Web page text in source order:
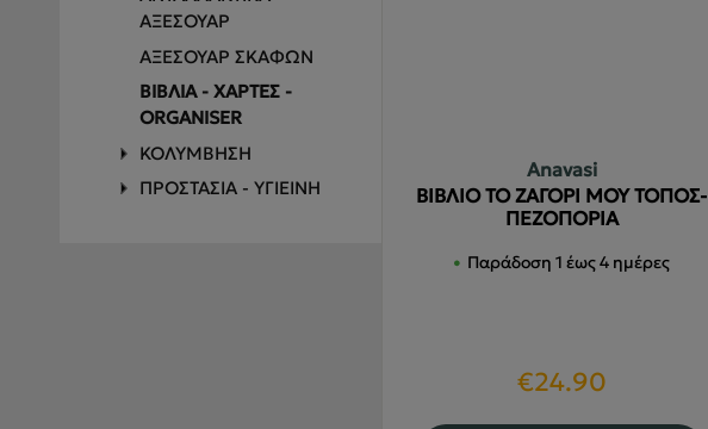
ΑΞΕΣΟΥΑΡ
ΑΞΕΣΟΥΑΡ ΣΚΑΦΩΝ
ΒΙΒΛΙΑ - ΧΑΡΤΕΣ -
ORGANISER
ΚΟΛΥΜΒΗΣΗ
ΠΡΟΣΤΑΣΙΑ - ΥΓΙΕΙΝΗ
Anavasi
ΒΙΒΛΙΟ ΤΟ ΖΑΓΟΡΙ ΜΟΥ ΤΟΠΟΣ-
ΠΕΖΟΠΟΡΙΑ
Παράδοση 1 έως 4 ημέρες
€24.90